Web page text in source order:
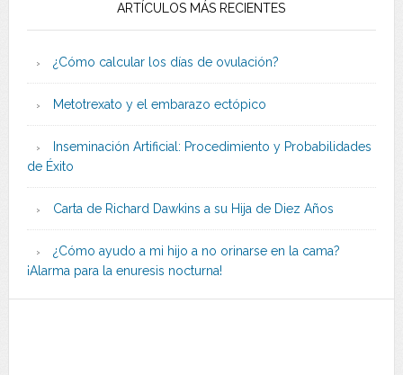
ARTÍCULOS MÁS RECIENTES
¿Cómo calcular los días de ovulación?
Metotrexato y el embarazo ectópico
Inseminación Artificial: Procedimiento y Probabilidades
de Éxito
Carta de Richard Dawkins a su Hija de Diez Años
¿Cómo ayudo a mi hijo a no orinarse en la cama?
¡Alarma para la enuresis nocturna!